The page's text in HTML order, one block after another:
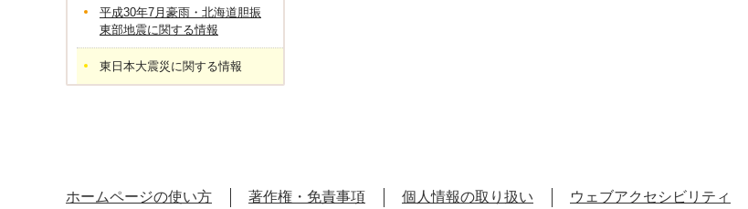
平成30年7月豪雨・北海道胆振
東部地震に関する情報
東日本大震災に関する情報
ホームページの使い方 著作権・免責事項 個人情報の取り扱い ウェブアクセシビリティ